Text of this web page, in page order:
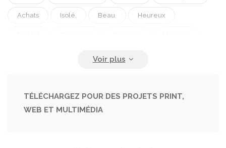
Achats Isolé. Beau. Heureux
Femelle
Joie Portrait Sourire Cheveux
Haut Mode Couleur
TÉLÉCHARGEZ POUR DES PROJETS PRINT,
WEB ET MULTIMÉDIA